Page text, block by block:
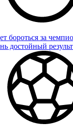
бороться за
достойный